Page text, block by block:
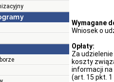
Wymagane
Wniosek o
Opłaty:
Za
koszty
informacji na
(art. 15 pkt.